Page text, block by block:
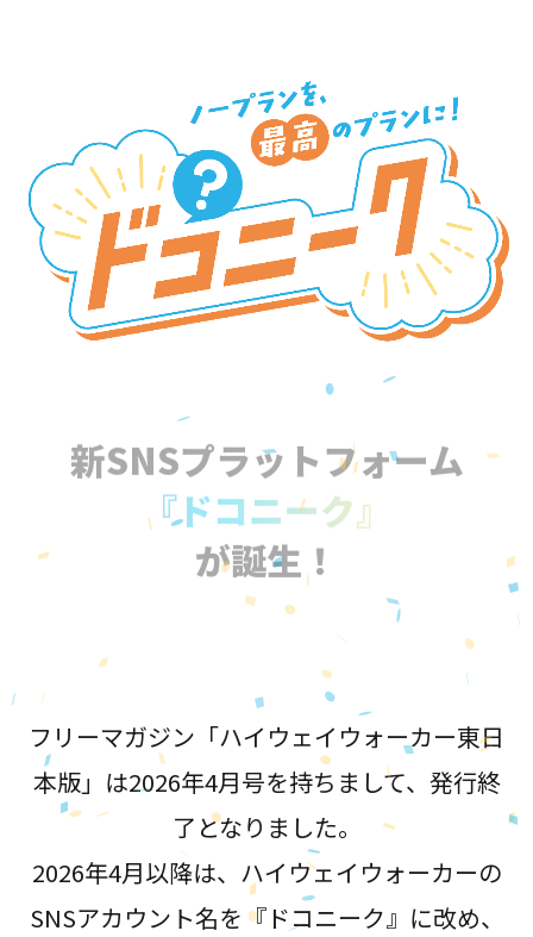
新SNSプラットフォーム
『ドコニーク』
が誕生！
フリーマガジン「ハイウェイウォーカー東日
本版」は2026年4月号を持ちまして、発行終
了となりました。
2026年4月以降は、ハイウェイウォーカーの
SNSアカウント名を『ドコニーク』に改め、